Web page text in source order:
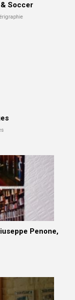
Soccer
Penone,